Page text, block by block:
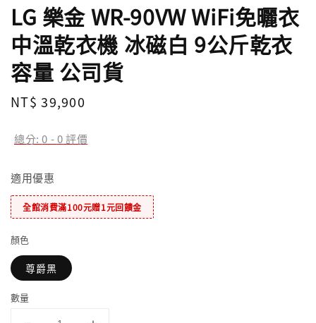
LG 樂金 WR-90VW WiFi免曬衣
中溫乾衣機 冰磁白 9公斤乾衣
容量 公司貨
Regular
NT$ 39,900
總分:0 -0評價
適用優惠
全館消費滿100元贈1元回饋金
顏色
尊爵黑
數量